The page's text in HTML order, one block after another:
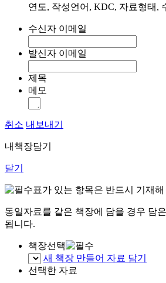
연도, 작성언어, KDC, 자료형태,
수신자 이메일
발신자 이메일
제목
메모
취소 내보내기
내책장담기
닫기
표가 있는 항목은 반드시 기재
동일자료를 같은 책장에 담을 경우 담
됩니다.
책장선택
새 책장 만들어 자료 담기
선택한 자료